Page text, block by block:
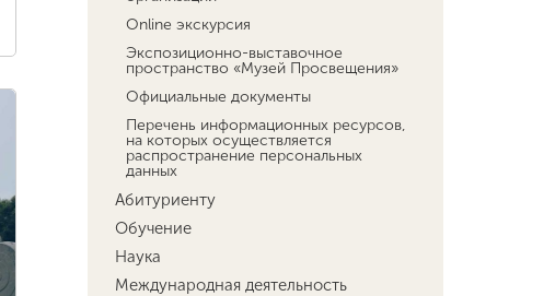
Online экскурсия
Экспозиционно-выставочное
пространство «Музей Просвещения»
Официальные документы
Перечень информационных ресурсов,
на которых осуществляется
распространение персональных
данных
Абитуриенту
Обучение
Наука
Международная деятельность